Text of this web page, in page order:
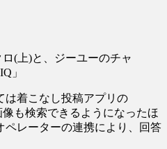
(上)と、ジーユーのチャ
」
着こなし投稿アプリの
像も検索できるようになったほ
ペレーターの連携により、回答